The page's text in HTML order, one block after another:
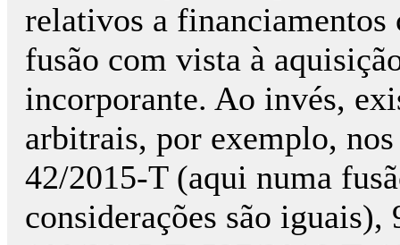
relativos a
fusão com vista à
incorporante. Ao invés,
arbitrais, por exemplo,
42/2015-T (aqui numa
considerações são